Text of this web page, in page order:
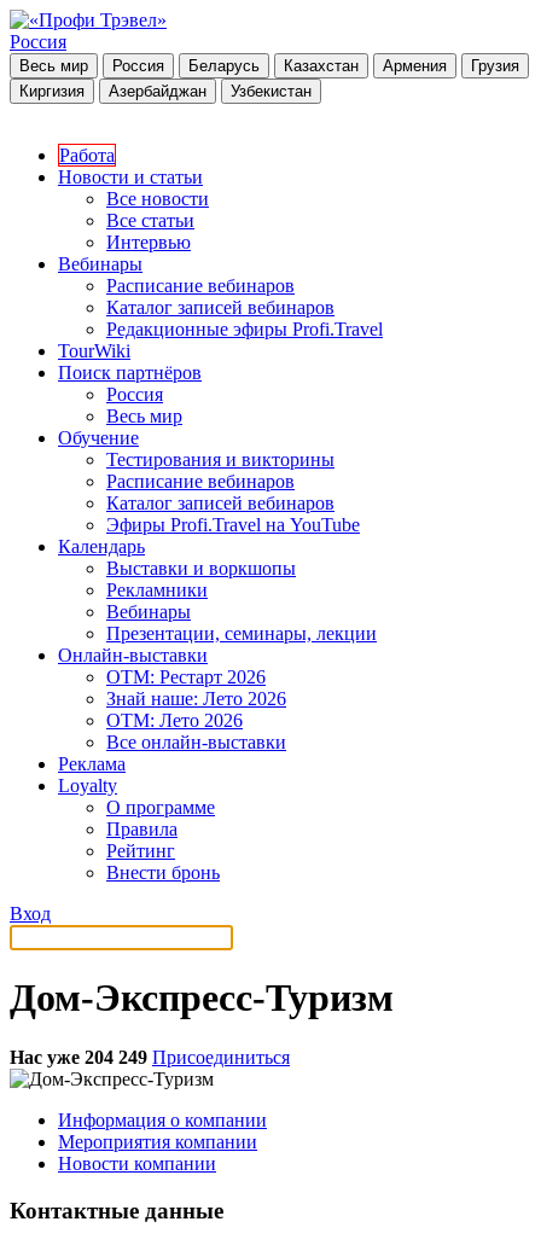
Россия
Весь мир Россия Беларусь Казахстан Армения
Грузия
Киргизия
Азербайджан Узбекистан
Работа
Новости и статьи
Все новости
Все статьи
Интервью
Вебинары
Расписание вебинаров
Каталог записей вебинаров
Редакционные эфиры Profi.Travel
TourWiki
Поиск партнёров
Россия
Весь мир
Обучение
Тестирования и викторины
Расписание вебинаров
Каталог записей вебинаров
Эфиры Profi.Travel на YouTube
Календарь
Выставки и воркшопы
Рекламники
Вебинары
Презентации, семинары, лекции
Онлайн-выставки
OTM: Рестарт 2026
Знай наше: Лето 2026
OTM: Лето 2026
Все онлайн-выставки
Реклама
Loyalty
О программе
Правила
Рейтинг
Внести бронь
Вход
Дом-Экспресс-Туризм
Нас уже 204 249 Присоединиться
Информация о компании
Мероприятия компании
Новости компании
Контактные данные